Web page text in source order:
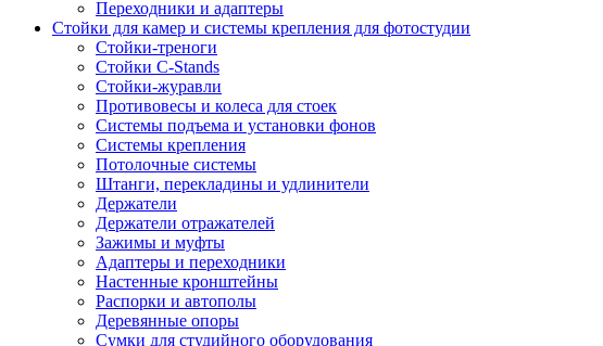
Переходники и адаптеры
Стойки для камер и системы крепления для фотостудии
Стойки-треноги
Стойки C-Stands
Стойки-журавли
Противовесы и колеса для стоек
Системы подъема и установки фонов
Системы крепления
Потолочные системы
Штанги, перекладины и удлинители
Держатели
Держатели отражателей
Зажимы и муфты
Адаптеры и переходники
Настенные кронштейны
Распорки и автополы
Деревянные опоры
Сумки для студийного оборудования